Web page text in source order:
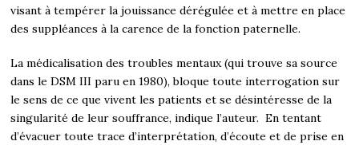
visant à tempérer la jouissance dérégulée et à mettre en place
des suppléances à la carence de la fonction paternelle.
La médicalisation des troubles mentaux (qui trouve sa source
dans le DSM III paru en 1980), bloque toute interrogation sur
le sens de ce que vivent les patients et se désintéresse de la
singularité de leur souffrance, indique l’auteur. En tentant
d’évacuer toute trace d’interprétation, d’écoute et de prise en